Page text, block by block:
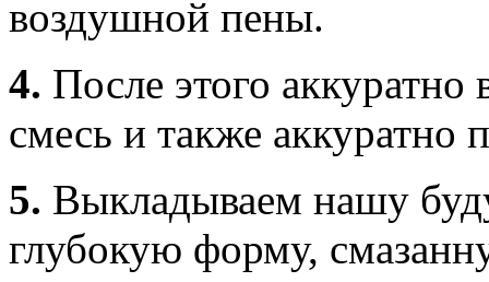
воздушной пены.
4. После этого
смесь и также аккуратно
5. Выкладываем нашу
глубокую форму,